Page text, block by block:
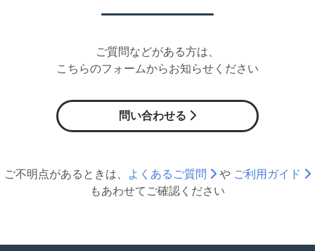
ご質問などがある方は、
こちらのフォームからお知らせください
問い合わせる
ご不明点があるときは、 よくあるご質問 や ご利用ガイド
もあわせて ご確認ください